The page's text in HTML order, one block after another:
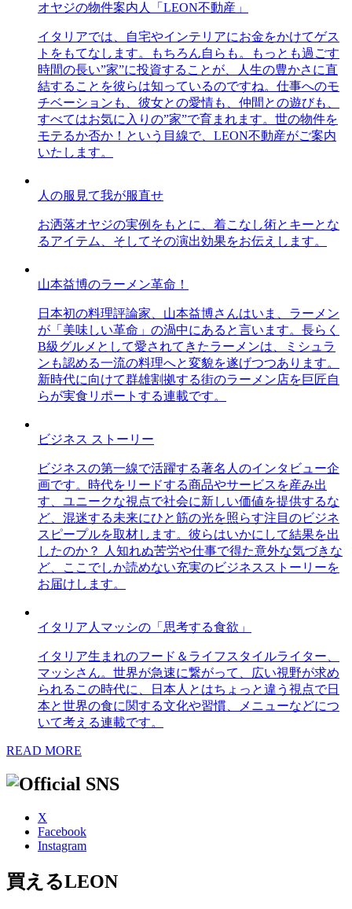
オヤジの物件案内人「LEON不動産」
イタリアでは、自宅やインテリアにお金をかけてゲス
トをもてなします。もちろん自らも。もっとも過ごす
時間の長い”家”に投資することが、人生の豊かさに直
結することを彼らは知っているのですね。仕事へのモ
チベーションも、彼女との愛情も、仲間との遊びも、
すべてはお気に入りの”家”で育まれます。世の物件を
モテるか否か！という目線で、LEON不動産がご案内
いたします。
人の服見て我が服直せ
お洒落オヤジの実例をもとに、着こなし術とキーとな
るアイテム、そしてその演出効果をお伝えします。
山本益博のラーメン革命！
日本初の料理評論家、山本益博さんはいま、ラーメン
が「美味しい革命」の渦中にあると言います。長らく
B級グルメとして愛されてきたラーメンは、ミシュラ
ンも認める一流の料理へと変貌を遂げつつあります。
新時代に向けて群雄割拠する街のラーメン店を巨匠自
らが実食リポートする連載です。
ビジネス ストーリー
ビジネスの第一線で活躍する著名人のインタビュー企
画です。時代をリードする商品やサービスを産み出
す、ユニークな視点で社会に新しい価値を提供するな
ど、混迷する未来にひと筋の光を照らす注目のビジネ
スピープルを取材します。彼らはいかにして結果を出
したのか？ 人知れぬ苦労や仕事で得た意外な気づきな
ど、ここでしか読めない充実のビジネスストーリーを
お届けします。
イタリア人マッシの「思考する食欲」
イタリア生まれのフード＆ライフスタイルライター、
マッシさん。世界が急速に繋がって、広い視野が求め
られるこの時代に、日本人とはちょっと違う視点で日
本と世界の食に関する文化や習慣、メニューなどにつ
いて考える連載です。
READ MORE
X
Facebook
Instagram
買えるLEON